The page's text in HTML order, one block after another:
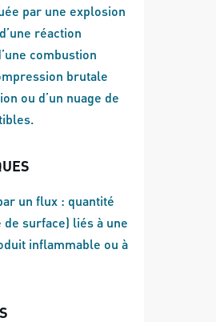
par une explosion
réaction
combustion
brutale
ou d’un nuage de
un flux : quantité
surface) liés à une
inflammable ou à